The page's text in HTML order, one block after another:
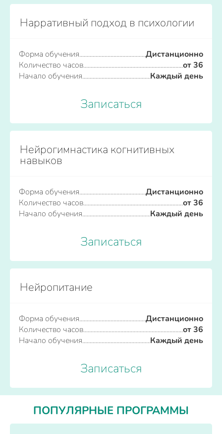
Нарративный подход в психологии
Форма обучения
Дистанционно
Количество часов
от 36
Начало обучения
Каждый день
Записаться
Нейрогимнастика когнитивных
навыков
Форма обучения
Дистанционно
Количество часов
от 36
Начало обучения
Каждый день
Записаться
Нейропитание
Форма обучения
Дистанционно
Количество часов
от 36
Начало обучения
Каждый день
Записаться
ПОПУЛЯРНЫЕ ПРОГРАММЫ